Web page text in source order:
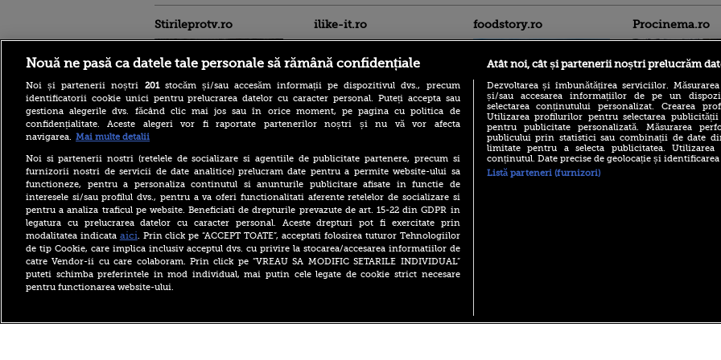
Stirileprotv.ro
rămas blocați în peretele
Văii Albe. Nu se poate
interveni cu elicopterul
Zelenski: Ucraina are un
acord cu SUA pentru
furnizarea lunară de rachete
Patriot, dar acestea nu sunt
suficiente
Concesie importantă făcută
de Ucraina după
negocierile cu SUA. Ce nave
ilike-it.ro foodstory.ro
(P) Descoperă Lumea
Evenimentelor din România
cu Transilvania Events!
Procinema.ro
Nikolaj Coster-
Urzeala
Nouă ne pasă ca datele tale personale să rămână confidențiale
Noi și partenerii noștri 201stocăm și/sau accesăm informații pe dispozitivul dvs., precum
identificatorii cookie unici pentru prelucrarea datelor cu caracter personal. Puteți accepta sau
gestiona alegerile dvs. făcând clic mai jos sau în orice moment, pe pagina cu politica de
confidențialitate. Aceste alegeri vor fi raportate partenerilor noștri și nu vă vor afecta
navigarea. Mai multe detalii
Noi si partenerii nostri (retelele de socializare si agentiile de publicitate partenere, precum si
furnizorii nostri de servicii de date analitice) prelucram date pentru a permite website-ului sa
functioneze, pentru a personaliza continutul si anunturile publicitare afisate in functie de
interesele si/sau profilul dvs., pentru a va oferi functionalitati aferente retelelor de socializare si
pentru a analiza traficul pe website. Beneficiati de drepturile prevazute de art. 15-22 din GDPR in
legatura cu prelucrarea datelor cu caracter personal. Aceste drepturi pot fi exercitate prin
modalitatea indicata aici. Prin click pe “ACCEPT TOATE”, acceptati folosirea tuturor Tehnologiilor
de tip Cookie, care implica inclusiv acceptul dvs. cu privire la stocarea/accesarea informatiilor de
catre Vendor-ii cu care colaboram. Prin click pe “VREAU SA MODIFIC SETARILE INDIVIDUAL”
puteti schimba preferintele in mod individual, mai putin cele legate de cookie strict necesare
pentru functionarea website-ului.
Atât noi, cât și partenerii noștri prelucrăm
Dezvoltarea și îmbunătățirea serviciilor.
și/sau accesarea informațiilor de pe un
selectarea conținutului personalizat. Crearea
Utilizarea profilurilor pentru selectarea
pentru publicitate personalizată. Măsurarea
publicului prin statistici sau combinații de date
limitate pentru a selecta publicitatea.
conținutul. Date precise de geolocație și
Listă parteneri (furnizori)